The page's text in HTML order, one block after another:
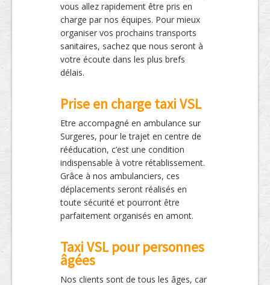
vous allez rapidement être pris en
charge par nos équipes. Pour mieux
organiser vos prochains transports
sanitaires, sachez que nous seront à
votre écoute dans les plus brefs
délais.
Prise en charge taxi VSL
Etre accompagné en ambulance sur
Surgeres, pour le trajet en centre de
rééducation, c’est une condition
indispensable à votre rétablissement.
Grâce à nos ambulanciers, ces
déplacements seront réalisés en
toute sécurité et pourront être
parfaitement organisés en amont.
Taxi VSL pour personnes
âgées
Nos clients sont de tous les âges, car